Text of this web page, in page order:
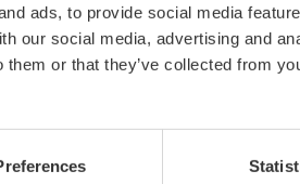
ads, to provide social media
our social media, advertising and
them or that they’ve collected from